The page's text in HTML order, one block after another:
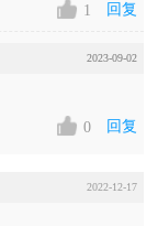
1
回复
2023-09-02
0
回复
2022-12-17